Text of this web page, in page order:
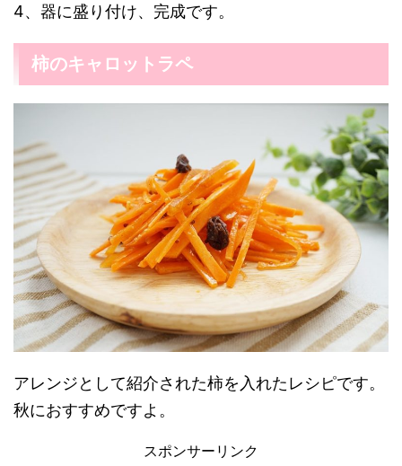
4、器に盛り付け、完成です。
柿のキャロットラペ
アレンジとして紹介された柿を入れたレシピです。
秋におすすめですよ。
スポンサーリンク